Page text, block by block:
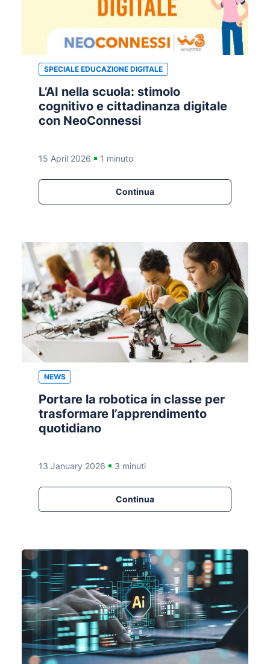
SPECIALE EDUCAZIONE DIGITALE
L’AI nella scuola: stimolo
cognitivo e cittadinanza digitale
con NeoConnessi
15 April 2026 1 minuto
Continua
NEWS
Portare la robotica in classe per
trasformare l’apprendimento
quotidiano
13 January 2026 3 minuti
Continua